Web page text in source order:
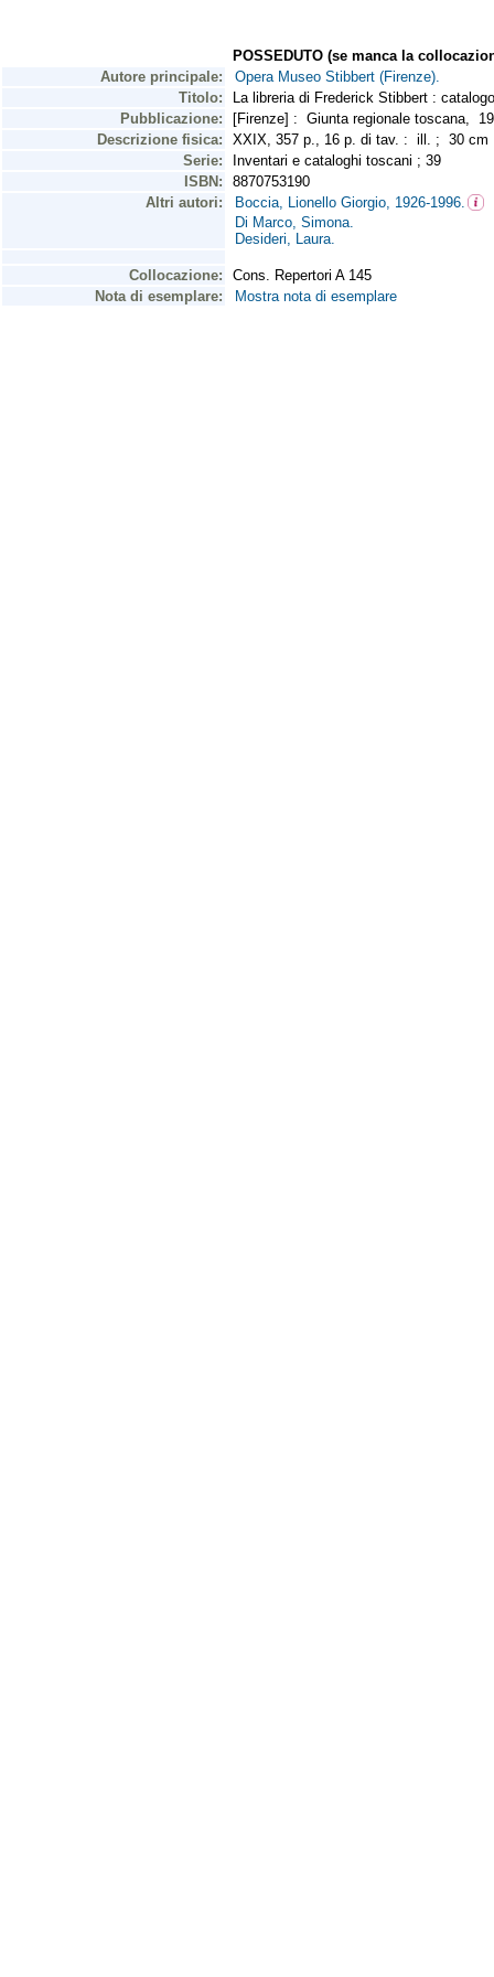
POSSEDUTO (se manca la
Autore principale:
Opera Museo Stibbert (Firenze).
Titolo:
La libreria di Frederick Stibbert :
Pubblicazione:
[Firenze] : Giunta regionale toscana,
Descrizione fisica:
XXIX, 357 p., 16 p. di tav. : ill. ; 30
Serie:
Inventari e cataloghi toscani ; 39
ISBN:
8870753190
Altri autori:
Boccia, Lionello Giorgio, 1926-1996.
Di Marco, Simona.
Desideri, Laura.
Collocazione:
Cons. Repertori A 145
Nota di esemplare:
Mostra nota di esemplare